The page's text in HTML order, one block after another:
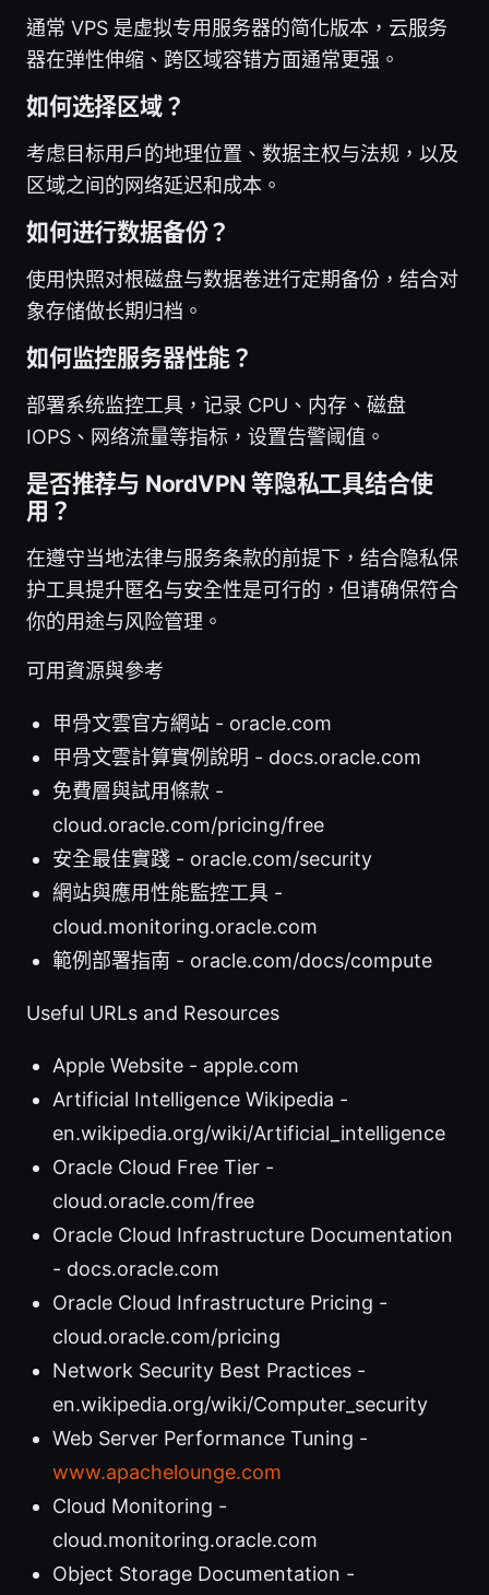
通常 VPS 是虚拟专用服务器的简化版本，云服务
器在弹性伸缩、跨区域容错方面通常更强。
如何选择区域？
考虑目标用户的地理位置、数据主权与法规，以及
区域之间的网络延迟和成本。
如何进行数据备份？
使用快照对根磁盘与数据卷进行定期备份，结合对
象存储做长期归档。
如何监控服务器性能？
部署系统监控工具，记录 CPU、内存、磁盘
IOPS、网络流量等指标，设置告警阈值。
是否推荐与 NordVPN 等隐私工具结合使
用？
在遵守当地法律与服务条款的前提下，结合隐私保
护工具提升匿名与安全性是可行的，但请确保符合
你的用途与风险管理。
可用資源與參考
甲骨文雲官方網站 - oracle.com
甲骨文雲計算實例說明 - docs.oracle.com
免費層與試用條款 -
cloud.oracle.com/pricing/free
安全最佳實踐 - oracle.com/security
網站與應用性能監控工具 -
cloud.monitoring.oracle.com
範例部署指南 - oracle.com/docs/compute
Useful URLs and Resources
Apple Website - apple.com
Artificial Intelligence Wikipedia -
en.wikipedia.org/wiki/Artificial_intelligence
Oracle Cloud Free Tier -
cloud.oracle.com/free
Oracle Cloud Infrastructure Documentation
- docs.oracle.com
Oracle Cloud Infrastructure Pricing -
cloud.oracle.com/pricing
Network Security Best Practices -
en.wikipedia.org/wiki/Computer_security
Web Server Performance Tuning -
www.apachelounge.com
Cloud Monitoring -
cloud.monitoring.oracle.com
Object Storage Documentation -